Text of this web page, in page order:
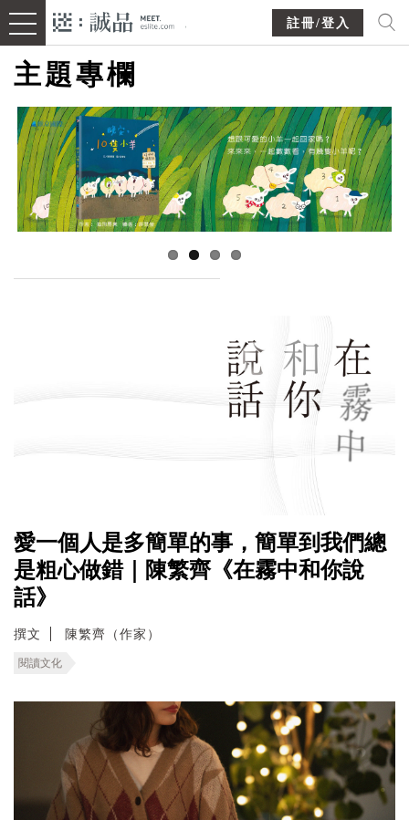
註冊/登入
主題專欄
愛一個人是多簡單的事，簡單到我們總
是粗心做錯｜陳繁齊《在霧中和你說
話》
撰文 陳繁齊（作家）
閱讀文化